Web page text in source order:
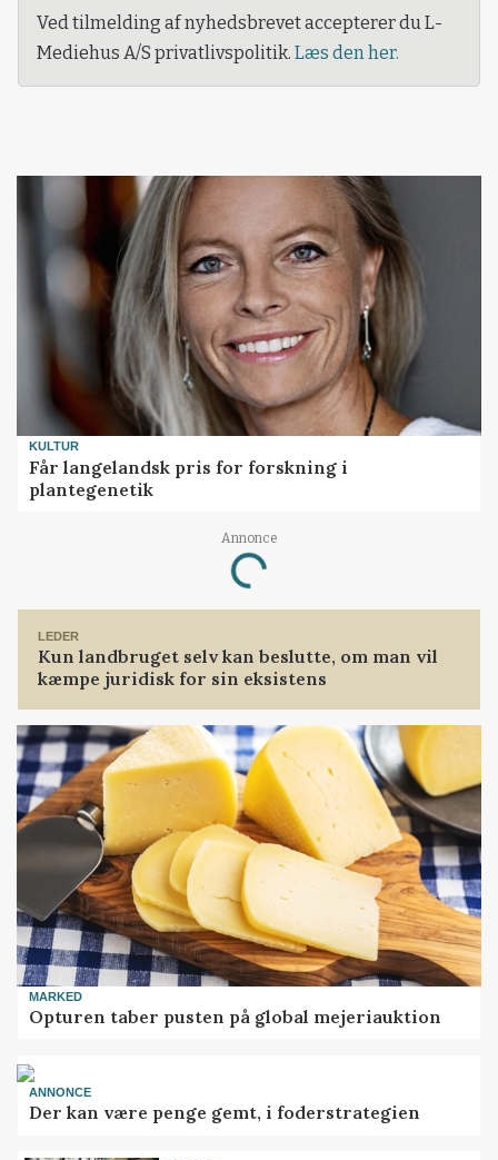
Ved tilmelding af nyhedsbrevet accepterer du L-
Mediehus A/S privatlivspolitik. Læs den her.
KULTUR
Får langelandsk pris for forskning i
plantegenetik
Annonce
Loading...
LEDER
Kun landbruget selv kan beslutte, om man vil
kæmpe juridisk for sin eksistens
MARKED
Opturen taber pusten på global mejeriauktion
ANNONCE
Der kan være penge gemt, i foderstrategien